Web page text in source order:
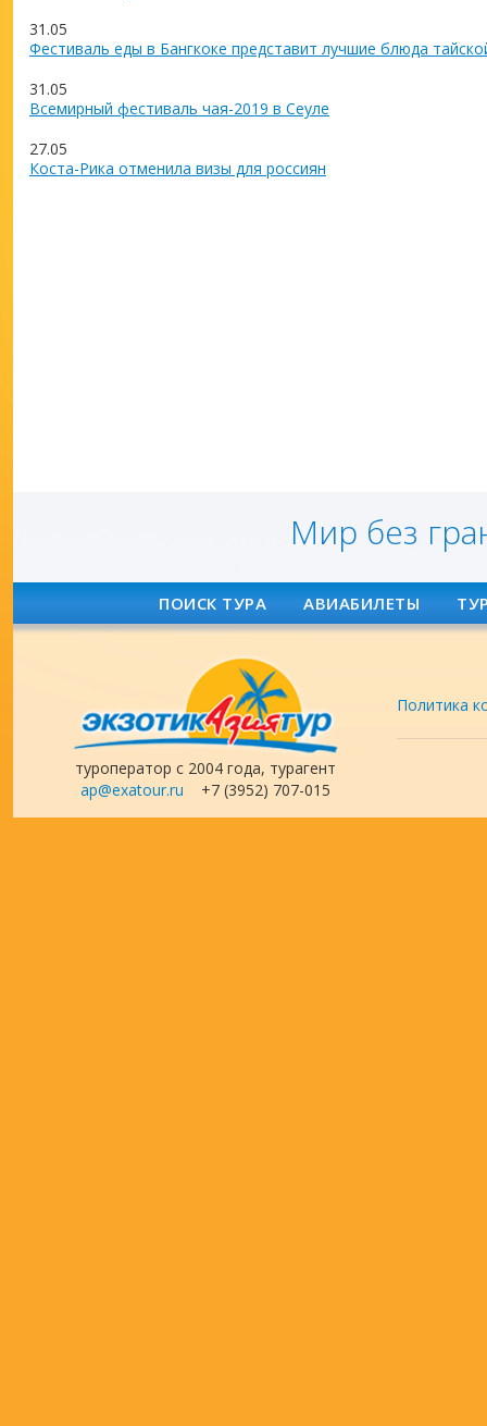
31.05
Фестиваль еды в Бангкоке представит лучшие блюда
31.05
Всемирный фестиваль чая-2019 в Сеуле
27.05
Коста-Рика отменила визы для россиян
Мир без
ПОИСК ТУРА АВИАБИЛЕТЫ
туроператор с 2004 года, турагент
ap@exatour.ru +7 (3952) 707-015
Политика